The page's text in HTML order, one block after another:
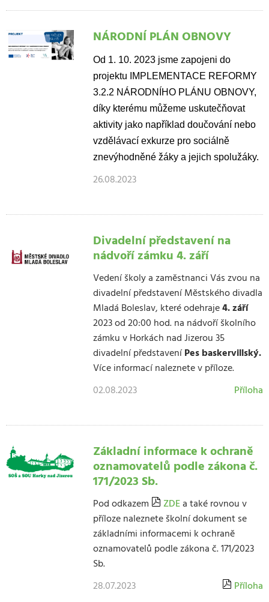
NÁRODNÍ PLÁN OBNOVY
Od 1. 10. 2023 jsme zapojeni do
projektu IMPLEMENTACE REFORMY
3.2.2 NÁRODNÍHO PLÁNU OBNOVY,
díky kterému můžeme uskutečňovat
aktivity jako například doučování nebo
vzdělávací exkurze pro sociálně
znevýhodněné žáky a jejich spolužáky.
26.08.2023
Divadelní představení na
nádvoří zámku 4. září
Vedení školy a zaměstnanci Vás zvou na
divadelní představení Městského divadla
Mladá Boleslav, které odehraje4. září
2023 od 20:00 hod. na nádvoří školního
zámku v Horkách nad Jizerou 35
divadelní představeníPes baskervillský.
Více informací naleznete v příloze.
02.08.2023
Příloha
Základní informace k ochraně
oznamovatelů podle zákona č.
171/2023 Sb.
Pod odkazem ZDEa také rovnou v
příloze naleznete školní dokument se
základními informacemi k ochraně
oznamovatelů podle zákona č. 171/2023
Sb.
28.07.2023
Příloha